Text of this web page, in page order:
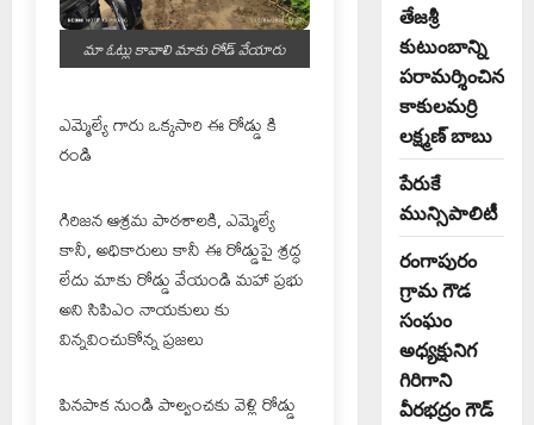
మా ఓట్లు కావాలి మాకు రోడ్ వేయారు
ఎమ్మెల్యే గారు ఒక్కసారి ఈ రోడ్డు కి
రండి
గిరిజన ఆశ్రమ పాఠశాలకి, ఎమ్మెల్యే
కానీ, అధికారులు కానీ ఈ రోడ్డుపై శ్రద్ధ
లేదు మాకు రోడ్డు వేయండి మహా ప్రభు
అని సిపిఎం నాయకులు కు
విన్నవించుకోన్న ప్రజలు
పినపాక నుండి పాల్వంచకు వెళ్లి రోడ్డు
తేజశ్రీ
కుటుంబాన్ని
పరామర్శించిన
కాకులమర్రి
లక్ష్మణ్ బాబు
పేరుకే
మున్సిపాలిటీ
రంగాపురం
గ్రామ గౌడ
సంఘం
అధ్యక్షునిగ
గిరిగాని
వీరభద్రం గౌడ్